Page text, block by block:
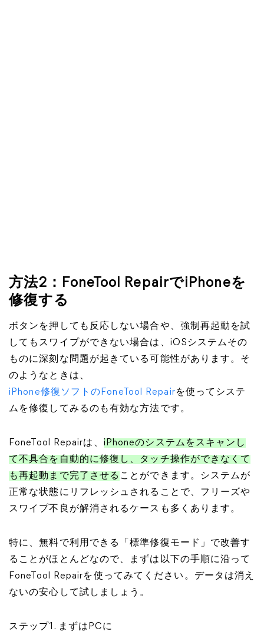
方法2：FoneTool RepairでiPhoneを
修復する
ボタンを押しても反応しない場合や、強制再起動を試
してもスワイプができない場合は、iOSシステムその
ものに深刻な問題が起きている可能性があります。そ
のようなときは、
iPhone修復ソフトのFoneTool Repairを使ってシステ
ムを修復してみるのも有効な方法です。
FoneTool Repairは、 iPhoneのシステムをスキャンし
て不具合を自動的に修復し、タッチ操作ができなくて
も再起動まで完了させる ことができます。システムが
正常な状態にリフレッシュされることで、フリーズや
スワイプ不良が解消されるケースも多くあります。
特に、無料で利用できる「標準修復モード」で改善す
ることがほとんどなので、まずは以下の手順に沿って
FoneTool Repairを使ってみてください。データは消え
ないの安心して試しましょう。
ステップ1. まずはPCに